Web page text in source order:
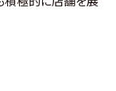
積極的に店舗を展